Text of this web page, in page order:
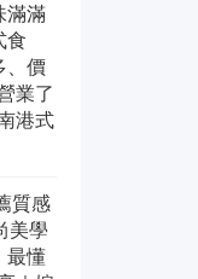
滿滿
食
、價
業了
港式
質感
美學
最懂